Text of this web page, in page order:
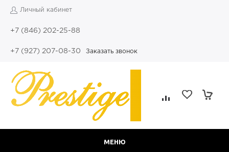
Личный кабинет
+7 (846) 202-25-88
+7 (927) 207-08-30 Заказать звонок
МЕНЮ